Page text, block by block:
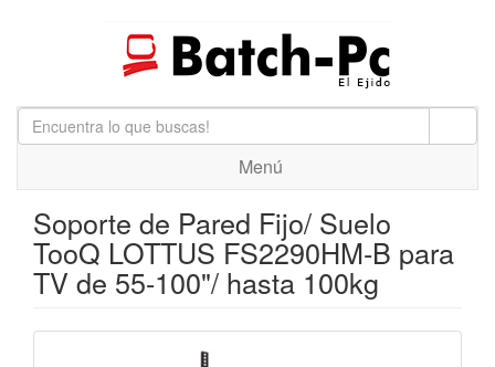
Menú
Soporte de Pared Fijo/ Suelo
TooQ LOTTUS FS2290HM-B para
TV de 55-100"/ hasta 100kg